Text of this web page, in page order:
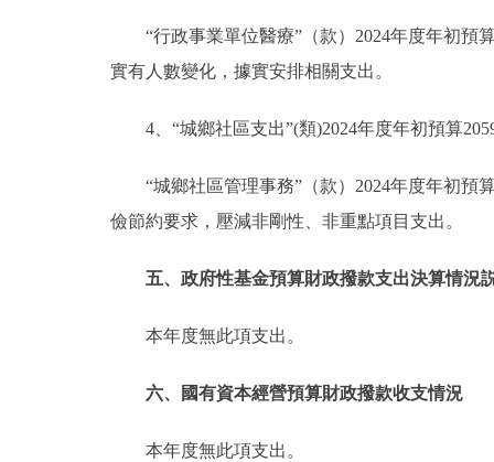
“行政事業單位醫療”（款）2024年度年初預
實有人數變化，據實安排相關支出。
4、“城鄉社區支出”(類)2024年度年初預算
“城鄉社區管理事務”（款）2024年度年初預
儉節約要求，壓減非剛性、非重點項目支出。
五、政府性基金預算財政撥款支出決算情況
本年度無此項支出。
六、國有資本經營預算財政撥款收支情況
本年度無此項支出。